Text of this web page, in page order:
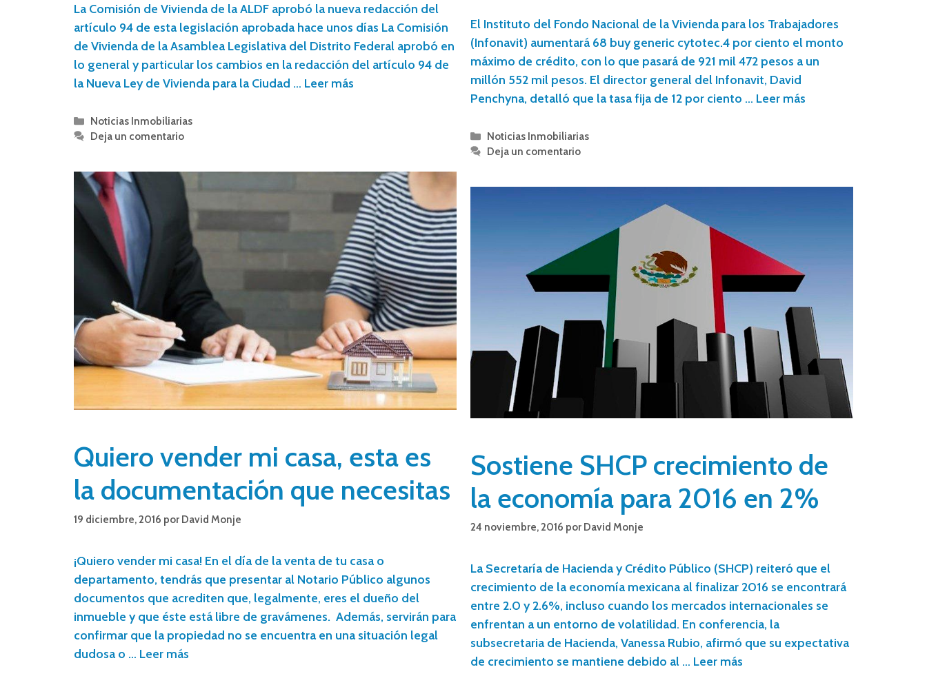
La Comisión de Vivienda de la ALDF aprobó la nueva redacción del
artículo 94 de esta legislación aprobada hace unos días La Comisión
de Vivienda de la Asamblea Legislativa del Distrito Federal aprobó en
lo general y particular los cambios en la redacción del artículo 94 de
la Nueva Ley de Vivienda para la Ciudad … Leer más
Noticias Inmobiliarias
Deja un comentario
El Instituto del Fondo Nacional de la Vivienda para los Trabajadores
(Infonavit) aumentará 68 buy generic cytotec.4 por ciento el monto
máximo de crédito, con lo que pasará de 921 mil 472 pesos a un
millón 552 mil pesos. El director general del Infonavit, David
Penchyna, detalló que la tasa fija de 12 por ciento … Leer más
Noticias Inmobiliarias
Deja un comentario
Quiero vender mi casa, esta es
la documentación que necesitas
19 diciembre, 2016 por David Monje
¡Quiero vender mi casa! En el día de la venta de tu casa o
departamento, tendrás que presentar al Notario Público algunos
documentos que acrediten que, legalmente, eres el dueño del
inmueble y que éste está libre de gravámenes. Además, servirán para
confirmar que la propiedad no se encuentra en una situación legal
dudosa o … Leer más
Sostiene SHCP crecimiento de
la economía para 2016 en 2%
24 noviembre, 2016 por David Monje
La Secretaría de Hacienda y Crédito Público (SHCP) reiteró que el
crecimiento de la economía mexicana al finalizar 2016 se encontrará
entre 2.0 y 2.6%, incluso cuando los mercados internacionales se
enfrentan a un entorno de volatilidad. En conferencia, la
subsecretaria de Hacienda, Vanessa Rubio, afirmó que su expectativa
de crecimiento se mantiene debido al … Leer más